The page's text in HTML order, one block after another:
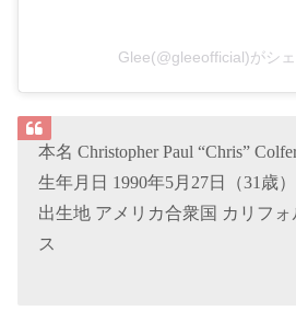
Glee(@gleeofficial)がシ
本名 Christopher Paul “Chris”
生年月日 1990年5月27日（31歳）
出生地 アメリカ合衆国 カリフ
ス